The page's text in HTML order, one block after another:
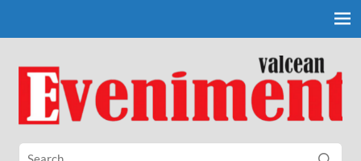
Eveniment Valcean